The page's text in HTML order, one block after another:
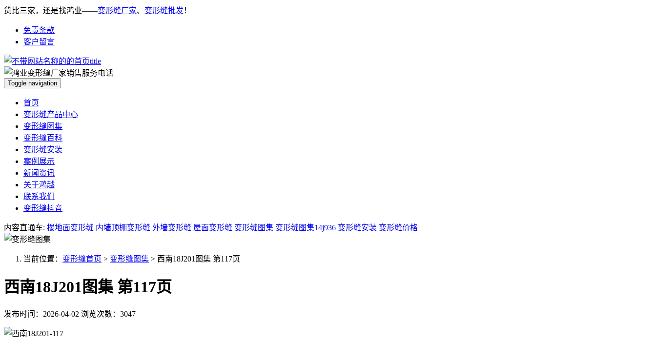
货比三家，还是找鸿业——变形缝厂家、 变形缝批发 ！
免责条款
客户留言
Toggle navigation
首页
变形缝产品中心
变形缝图集
变形缝百科
变形缝安装
案例展示
新闻资讯
关于鸿越
联系我们
变形缝抖音
内容直通车: 楼地面变形缝 内墙顶棚变形缝 外墙变形缝 屋面变形缝 变形缝图集 变形缝图集14j936 变形缝安装 变形缝价格
当前位置： 变形缝首页 > 变形缝图集 > 西南18J201图集 第117页
西南18J201图集 第117页
发布时间：2026-04-02 浏览次数：3047